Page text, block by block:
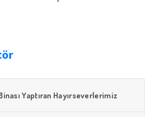
Yaptıran Hayırseverlerimiz